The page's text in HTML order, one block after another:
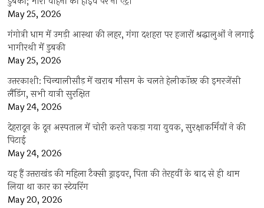
May 25, 2026
गंगोत्री धाम में उमड़ी आस्था की लहर, गंगा दशहरा पर हजारों श्रद्धालुओं ने लगाई
भागीरथी में डुबकी
May 25, 2026
उत्तरकाशी: चिन्यालीसौड़ में खराब मौसम के चलते हेलीकॉप्टर की इमरजेंसी
लैंडिंग, सभी यात्री सुरक्षित
May 24, 2026
देहरादून के दून अस्पताल में चोरी करते पकड़ा गया युवक, सुरक्षाकर्मियों ने की
पिटाई
May 24, 2026
यह हैं उत्तराखंड की महिला टैक्सी ड्राइवर, पिता की तेरहवीं के बाद से ही थाम
लिया था कार का स्टेयरिंग
May 20, 2026